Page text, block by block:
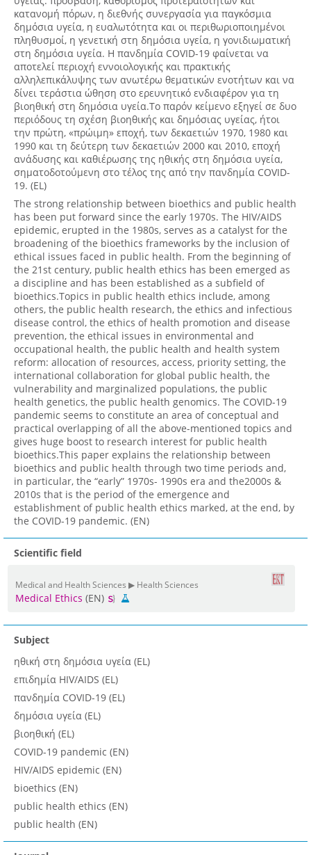
κατανομή πόρων, η διεθνής συνεργασία για παγκόσμια
δημόσια υγεία, η ευαλωτότητα και οι περιθωριοποιημένοι
πληθυσμοί, η γενετική στη δημόσια υγεία, η γονιδιωματική
στη δημόσια υγεία. Η πανδημία COVID-19 φαίνεται να
αποτελεί περιοχή εννοιολογικής και πρακτικής
αλληλεπικάλυψης των ανωτέρω θεματικών ενοτήτων και να
δίνει τεράστια ώθηση στο ερευνητικό ενδιαφέρον για τη
βιοηθική στη δημόσια υγεία.Το παρόν κείμενο εξηγεί σε δυο
περιόδους τη σχέση βιοηθικής και δημόσιας υγείας, ήτοι
την πρώτη, «πρώιμη» εποχή, των δεκαετιών 1970, 1980 και
1990 και τη δεύτερη των δεκαετιών 2000 και 2010, εποχή
ανάδυσης και καθιέρωσης της ηθικής στη δημόσια υγεία,
σηματοδοτούμενη στο τέλος της από την πανδημία COVID-
19. (EL)
The strong relationship between bioethics and public health
has been put forward since the early 1970s. The HIV/AIDS
epidemic, erupted in the 1980s, serves as a catalyst for the
broadening of the bioethics frameworks by the inclusion of
ethical issues faced in public health. From the beginning of
the 21st century, public health ethics has been emerged as
a discipline and has been established as a subfield of
bioethics.Topics in public health ethics include, among
others, the public health research, the ethics and infectious
disease control, the ethics of health promotion and disease
prevention, the ethical issues in environmental and
occupational health, the public health and health system
reform: allocation of resources, access, priority setting, the
international collaboration for global public health, the
vulnerability and marginalized populations, the public
health genetics, the public health genomics. The COVID-19
pandemic seems to constitute an area of conceptual and
practical overlapping of all the above-mentioned topics and
gives huge boost to research interest for public health
bioethics.This paper explains the relationship between
bioethics and public health through two time periods and,
in particular, the “early” 1970s- 1990s era and the2000s &
2010s that is the period of the emergence and
establishment of public health ethics marked, at the end, by
the COVID-19 pandemic. (EN)
Scientific field
Medical and Health Sciences ▶ Health Sciences
Medical Ethics (EN)
Subject
ηθική στη δημόσια υγεία (EL)
επιδημία HIV/AIDS (EL)
πανδημία COVID-19 (EL)
δημόσια υγεία (EL)
βιοηθική (EL)
COVID-19 pandemic (EN)
HIV/AIDS epidemic (EN)
bioethics (EN)
public health ethics (EN)
public health (EN)